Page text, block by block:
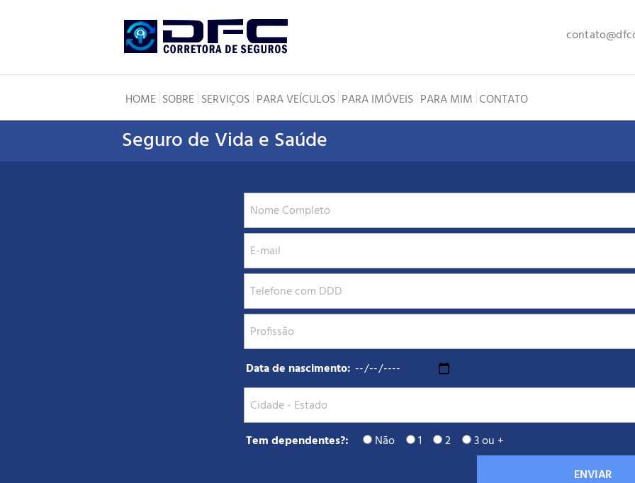
HOME SOBRE SERVIÇOS PARA VEÍCULOS PARA IMÓVEIS PARA MIM CONTATO
Seguro de Vida e Saúde
Data de nascimento:
Tem dependentes?: Não 1 2 3 ou +